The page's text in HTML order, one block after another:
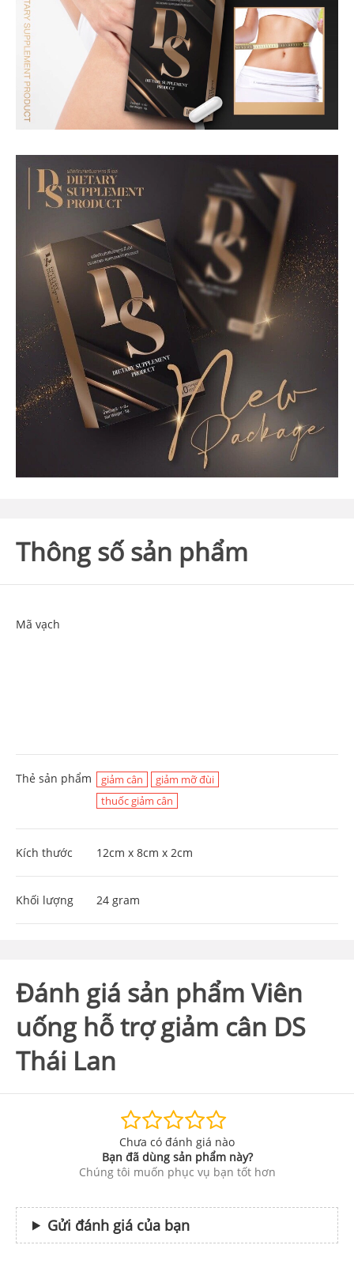
Thông số sản phẩm
Mã vạch
Thẻ sản phẩm giảm cân
giảm mỡ đùi
thuốc giảm cân
Kích thước 12cm x 8cm x 2cm
Khối lượng 24 gram
Đánh giá sản phẩm Viên
uống hỗ trợ giảm cân DS
Thái Lan
Chưa có đánh giá nào
Bạn đã dùng sản phẩm này?
Chúng tôi muốn phục vụ bạn tốt hơn
Gửi đánh giá của bạn